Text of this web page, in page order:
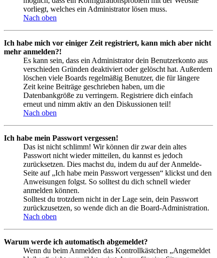
vorliegt, welches ein Administrator lösen muss.
Nach oben
Ich habe mich vor einiger Zeit registriert, kann mich aber nicht
mehr anmelden?!
Es kann sein, dass ein Administrator dein Benutzerkonto aus
verschieden Gründen deaktiviert oder gelöscht hat. Außerdem
löschen viele Boards regelmäßig Benutzer, die für längere
Zeit keine Beiträge geschrieben haben, um die
Datenbankgröße zu verringern. Registriere dich einfach
erneut und nimm aktiv an den Diskussionen teil!
Nach oben
Ich habe mein Passwort vergessen!
Das ist nicht schlimm! Wir können dir zwar dein altes
Passwort nicht wieder mitteilen, du kannst es jedoch
zurücksetzen. Dies machst du, indem du auf der Anmelde-
Seite auf „Ich habe mein Passwort vergessen“ klickst und den
Anweisungen folgst. So solltest du dich schnell wieder
anmelden können.
Solltest du trotzdem nicht in der Lage sein, dein Passwort
zurückzusetzen, so wende dich an die Board-Administration.
Nach oben
Warum werde ich automatisch abgemeldet?
Wenn du beim Anmelden das Kontrollkästchen „Angemeldet